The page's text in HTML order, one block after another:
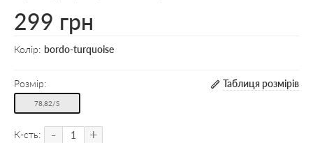
299 грн
Колір: bordo-turquoise
Розмір: Таблиця розмірів
78,82/S
К-сть: - +